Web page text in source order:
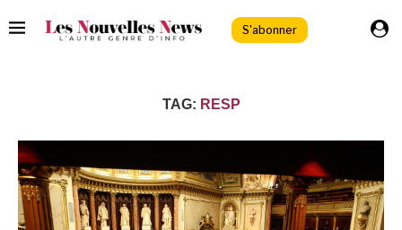
S'abonner
TAG: RESP